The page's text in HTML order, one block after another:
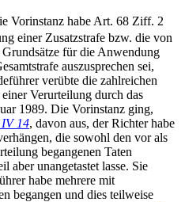
Vorinstanz habe Art. 68 Ziff. 2
einer Zusatzstrafe bzw. die von
für die Anwendung
auszusprechen sei,
verübte die zahlreichen
Verurteilung durch das
1989. Die Vorinstanz ging,
IV 14, davon aus, der Richter habe
die sowohl den vor als
begangenen Taten
aber unangetastet lasse. Sie
habe mehrere mit
begangen und dies teilweise